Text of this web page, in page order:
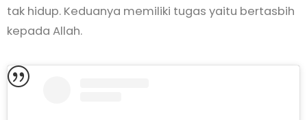
tak hidup. Keduanya memiliki tugas yaitu bertasbih
kepada Allah.